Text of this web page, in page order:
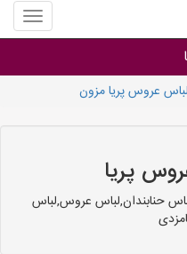
منوی
سایت
سال
عروس پریا مزون
پریا
حنابندان,لباس عروس,لباس